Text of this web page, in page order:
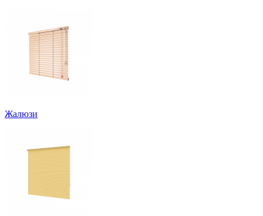
Жалюзи